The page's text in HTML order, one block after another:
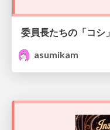
委員長たちの「コシ」
asumikam